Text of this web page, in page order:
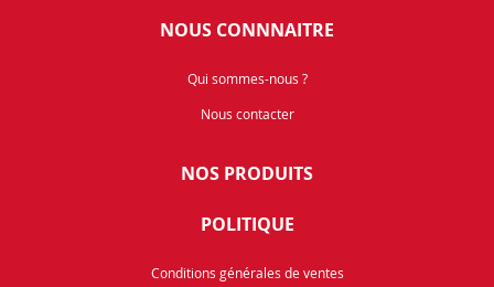
NOUS CONNNAITRE
Qui sommes-nous ?
Nous contacter
NOS PRODUITS
POLITIQUE
Conditions générales de ventes